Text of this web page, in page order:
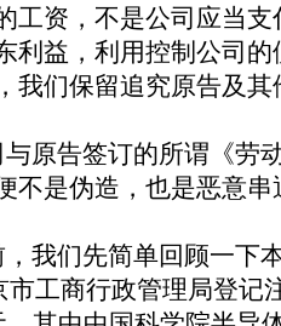
工资，不是公司应当
利益，利用控制公司
我们保留追究原告及
原告签订的所谓《劳
不是伪造，也是恶意
我们先简单回顾一下
市工商行政管理局登记